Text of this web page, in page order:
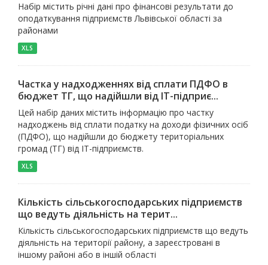
Набір містить річні дані про фінансові результати до
оподаткування підприємств Львівської області за
районами
XLS
Частка у надходженнях від сплати ПДФО в
бюджет ТГ, що надійшли від ІТ-підприє...
Цей набір даних містить інформацію про частку
надходжень від сплати податку на доходи фізичних осіб
(ПДФО), що надійшли до бюджету територіальних
громад (ТГ) від ІТ-підприємств.
XLS
Кількість сільськогосподарських підприємств
що ведуть діяльність на терит...
Кількість сільськогосподарських підприємств що ведуть
діяльність на території району, а зареєстровані в
іншому районі або в іншій області